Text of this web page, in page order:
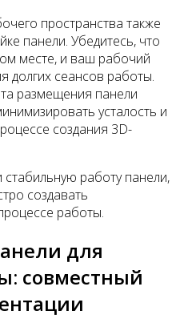
пространства также
панели. Убедитесь, что
месте, и ваш рабочий
долгих сеансов работы.
размещения панели
усталость и
создания 3D-
работу панели,
создавать
работы.
для
совместный